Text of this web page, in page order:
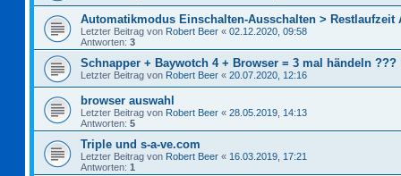
Automatikmodus Einschalten-Ausschalten > Restlaufzeit
Letzter Beitrag von Robert Beer « 02.12.2020, 09:58
Antworten: 3
Schnapper + Baywotch 4 + Browser = 3 mal händeln ???
Letzter Beitrag von Robert Beer « 20.07.2020, 12:16
browser auswahl
Letzter Beitrag von Robert Beer « 28.05.2019, 14:13
Antworten: 5
Triple und s-a-ve.com
Letzter Beitrag von Robert Beer « 16.03.2019, 17:21
Antworten: 1